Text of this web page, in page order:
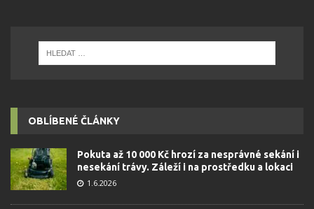
OBLÍBENÉ ČLÁNKY
Pokuta až 10 000 Kč hrozí za nesprávné sekání i
nesekání trávy. Záleží i na prostředku a lokaci
1.6.2026